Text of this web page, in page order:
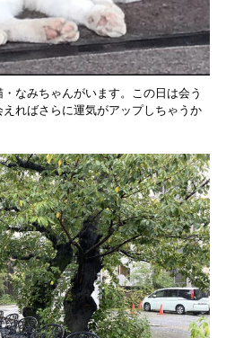
・なみちゃんがいます。この日は会う
ればさらに運気がアップしちゃうか